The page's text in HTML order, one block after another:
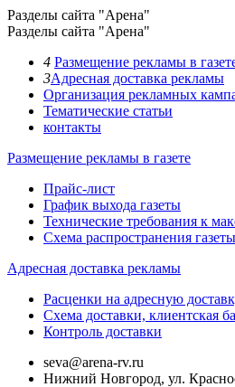
Разделы сайта "Арена"
Разделы сайта "Арена"
4 Размещение рекламы в
3Адресная доставка рекламы
Организация рекламных
Тематические статьи
контакты
Размещение рекламы в газете
Прайс-лист
График выхода газеты
Технические требования к
Схема распространения газеты
Адресная доставка рекламы
Расценки на адресную
Схема доставки, клиентская
Контроль доставки
seva@arena-rv.ru
Нижний Новгород, ул.